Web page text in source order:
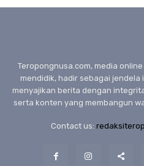
Teropongnusa.com, media
mendidik, hadir sebagai
menyajikan berita dengan
serta konten yang membangun
Contact us: